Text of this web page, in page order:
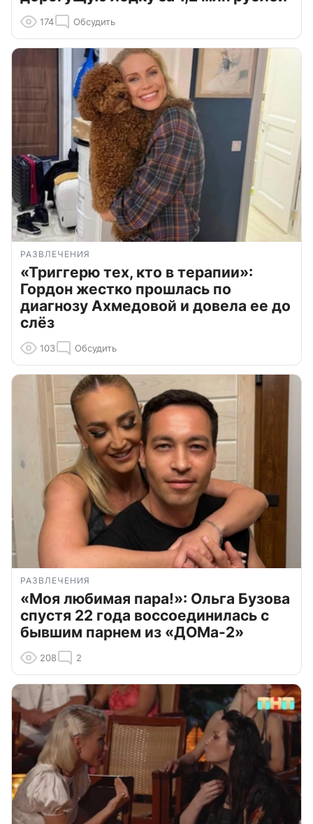
174 Обсудить
РАЗВЛЕЧЕНИЯ
«Триггерю тех, кто в терапии»:
Гордон жестко прошлась по
диагнозу Ахмедовой и довела ее до
слёз
103 Обсудить
РАЗВЛЕЧЕНИЯ
«Моя любимая пара!»: Ольга Бузова
спустя 22 года воссоединилась с
бывшим парнем из «ДОМа-2»
208 2